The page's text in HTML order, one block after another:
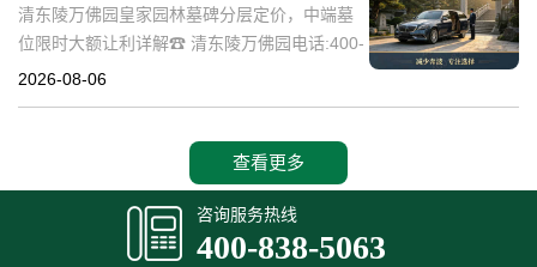
清东陵万佛园皇家园林墓碑分层定价，中端墓
位限时大额让利详解☎ 清东陵万佛园电话:400-
838-5063清东陵万佛园，作为中国历史上著名
2026-08-06
查看更多
咨询服务热线
400-838-5063